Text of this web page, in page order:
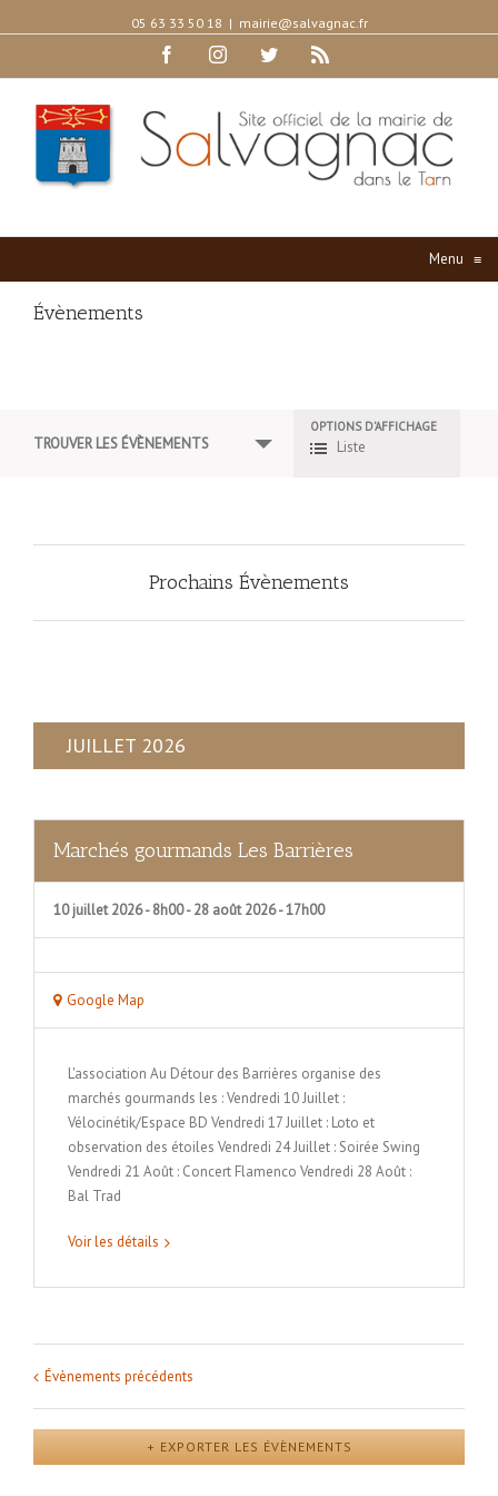
05 63 33 50 18 | mairie@salvagnac.fr
FacebookInstagramTwitter
Menu ≡
Évènements
TROUVER LES ÉVÈNEMENTS
Navigation
par
évènements
OPTIONS D’AFFICHAGE
Liste
Prochains Évènements
JUILLET 2026
Marchés gourmands Les Barrières
10 juillet 2026 - 8h00-28 août 2026 - 17h00
Google Map
L'association Au Détour des Barrières organise des
marchés gourmands les : Vendredi 10 Juillet :
Vélocinétik/Espace BD Vendredi 17 Juillet : Loto et
observation des étoiles Vendredi 24 Juillet : Soirée Swing
Vendredi 21 Août : Concert Flamenco Vendredi 28 Août :
Bal Trad
Voir les détails
Navigation
de
la
Évènements précédents
+ EXPORTER LES ÉVÈNEMENTS